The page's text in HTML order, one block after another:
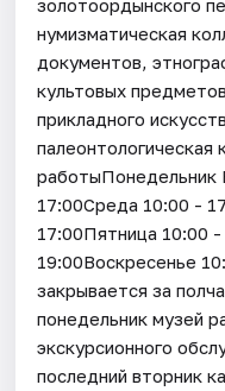
золотоордынского
нумизматическая
документов,
культовых
прикладного
работыПонедельник
17:00Среда 10:00 -
17:00Пятница 10:00
19:00Воскресенье
закрывается за
понедельник музей
экскурсионного
последний вторник